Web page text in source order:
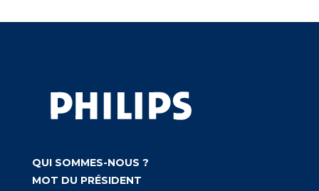
QUI SOMMES-NOUS ?
MOT DU PRÉSIDENT